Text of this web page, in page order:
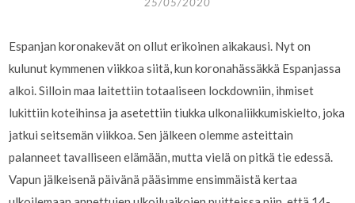
Espanjan koronakevät on ollut erikoinen aikakausi. Nyt on
kulunut kymmenen viikkoa siitä, kun koronahässäkkä Espanjassa
alkoi. Silloin maa laitettiin totaaliseen lockdowniin, ihmiset
lukittiin koteihinsa ja asetettiin tiukka ulkonaliikkumiskielto, joka
jatkui seitsemän viikkoa. Sen jälkeen olemme asteittain
palanneet tavalliseen elämään, mutta vielä on pitkä tie edessä.
Vapun jälkeisenä päivänä pääsimme ensimmäistä kertaa